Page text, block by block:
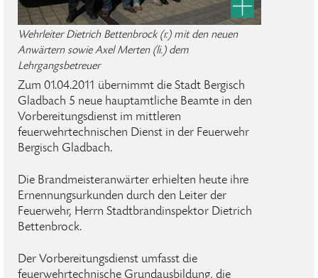
Wehrleiter Dietrich Bettenbrock (r.) mit den neuen
Anwärtern sowie Axel Merten (li.) dem
Lehrgangsbetreuer
Zum 01.04.2011 übernimmt die Stadt Bergisch
Gladbach 5 neue hauptamtliche Beamte in den
Vorbereitungsdienst im mittleren
feuerwehrtechnischen Dienst in der Feuerwehr
Bergisch Gladbach.
Die Brandmeisteranwärter erhielten heute ihre
Ernennungsurkunden durch den Leiter der
Feuerwehr, Herrn Stadtbrandinspektor Dietrich
Bettenbrock.
Der Vorbereitungsdienst umfasst die
feuerwehrtechnische Grundausbildung, die